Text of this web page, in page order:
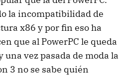
la incompatibilidad de
x86 y por fin eso ha
que al PowerPC le queda
una vez pasada de moda la
3 no se sabe quién